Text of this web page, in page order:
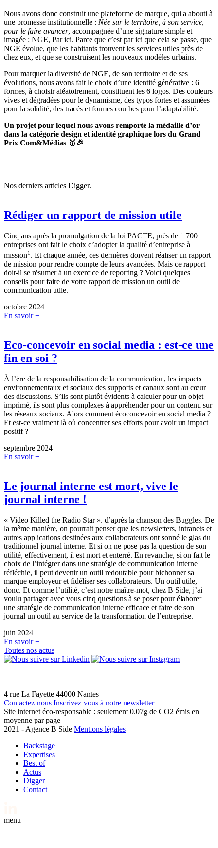
Nous avons donc construit une plateforme de marque, qui a abouti à
une promesse institutionnelle : Née sur le territoire, à son service,
pour le faire avancer, accompagnée d’une signature simple et
imagée : NGE, Par ici. Parce que c’est par ici que cela se passe, que
NGE évolue, que les habitants trouvent les services utiles près de
chez eux, et que se construisent les nouveaux modèles urbains.
Pour marquer la diversité de NGE, de son territoire et de ses
évolutions, nous avons fait le choix d’une identité générative : 6
formes, à choisir aléatoirement, constituent les 6 logos. Des couleurs
vives et dégradées pour le dynamisme, des typos fortes et assumées
pour la solidité, des tracés et formes courbes pour l’adaptabilité.
Un projet pour lequel nous avons remporté la médaille d’or
dans la catégorie design et identité graphique lors du Grand
Prix Com&Médias 🥇🎉
Nos derniers articles Digger.
Rédiger un rapport de mission utile
Cinq ans après la promulgation de la loi PACTE, près de 1 700
entreprises ont fait le choix d’adopter la qualité d’entreprise à
mission1. Et chaque année, ces dernières doivent réaliser un rapport
de mission pour rendre compte de leurs avancées. Mais ce rapport
doit-il se résumer à un exercice de reporting ? Voici quelques
conseils pour faire de votre rapport de mission un outil de
communication utile.
octobre 2024
En savoir +
Eco-concevoir en social media : est-ce une
fin en soi ?
À l’ère de la responsabilisation de la communication, les impacts
environnementaux et sociaux des supports et canaux sont au cœur
des discussions. S’ils sont plutôt évidents à calculer pour un objet
imprimé, ils sont plus complexes à appréhender pour un contenu sur
les réseaux sociaux. Alors comment écoconcevoir en social media ?
Et est-ce vraiment là où concentrer ses efforts pour avoir un impact
positif ?
septembre 2024
En savoir +
Le journal interne est mort, vive le
journal interne !
« Video Killed the Radio Star », d’après la chanson des Buggles. De
la même manière, on pourrait penser que les newsletters, intranets et
autres applications destinées aux collaborateurs ont sonné le glas du
traditionnel journal interne. Et si on ne pose pas la question de son
utilité, effectivement, il est mort et enterré. En revanche, si on fait le
choix de l’intégrer dans une stratégie de communication interne
réfléchie, il peut devenir un outil redoutable pour bichonner sa
marque employeur et fidéliser ses collaborateurs. Un outil utile,
donc. Et comme l’utilité, c’est notre maître-mot, chez B Side, j’ai
voulu partager avec vous cinq questions à se poser pour élaborer
une stratégie de communication interne efficace et faire de son
journal un outil au service de la transformation de l’entreprise.
juin 2024
En savoir +
Toutes nos actus
4 rue La Fayette 44000 Nantes
Contactez-nous Inscrivez-vous à notre newsletter
Site internet éco-responsable : seulement 0.07g de CO2 émis en
moyenne par page
2021 - Agence B Side Mentions légales
Backstage
Expertises
Best of
Actus
Digger
Contact
menu